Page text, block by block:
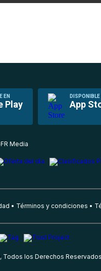
EN
Play
DISPONIBLE
App
Media
Términos y condiciones
Todos los Derechos